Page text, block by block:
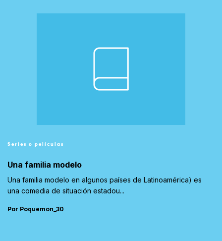
Series o películas
Una familia modelo
Una familia modelo en algunos países de Latinoamérica) es
una comedia de situación estadou...
Por Poquemon_30